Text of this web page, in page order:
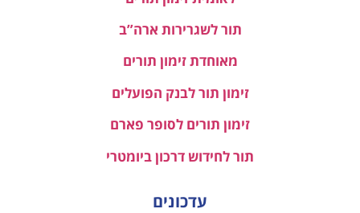
תור לשגרירות ארה”ב
מאוחדת זימון תורים
זימון תור לבנק הפועלים
זימון תורים לסופר פארם
תור לחידוש דרכון ביומטרי
עדכונים